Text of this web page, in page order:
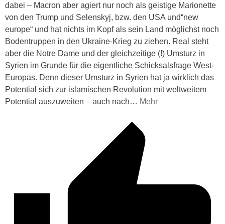
dabei – Macron aber agiert nur noch als geistige Marionette
von den Trump und Selenskyj, bzw. den USA und“new
europe“ und hat nichts im Kopf als sein Land möglichst noch
Bodentruppen in den Ukraine-Krieg zu ziehen. Real steht
aber die Notre Dame und der gleichzeitige (!) Umsturz in
Syrien im Grunde für die eigentliche Schicksalsfrage West-
Europas. Denn dieser Umsturz in Syrien hat ja wirklich das
Potential sich zur islamischen Revolution mit weltweitem
Potential auszuweiten – auch nach… Mehr